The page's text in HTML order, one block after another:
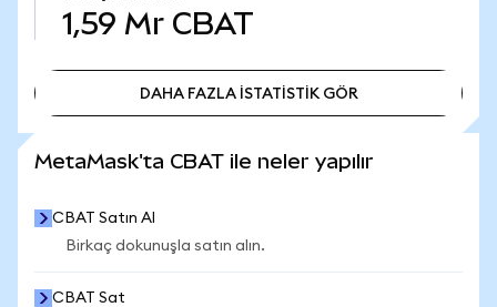
1,59 Mr CBAT
DAHA FAZLA İSTATİSTİK GÖR
MetaMask'ta CBAT ile neler yapılır
CBAT Satın Al
Birkaç dokunuşla satın alın.
CBAT Sat